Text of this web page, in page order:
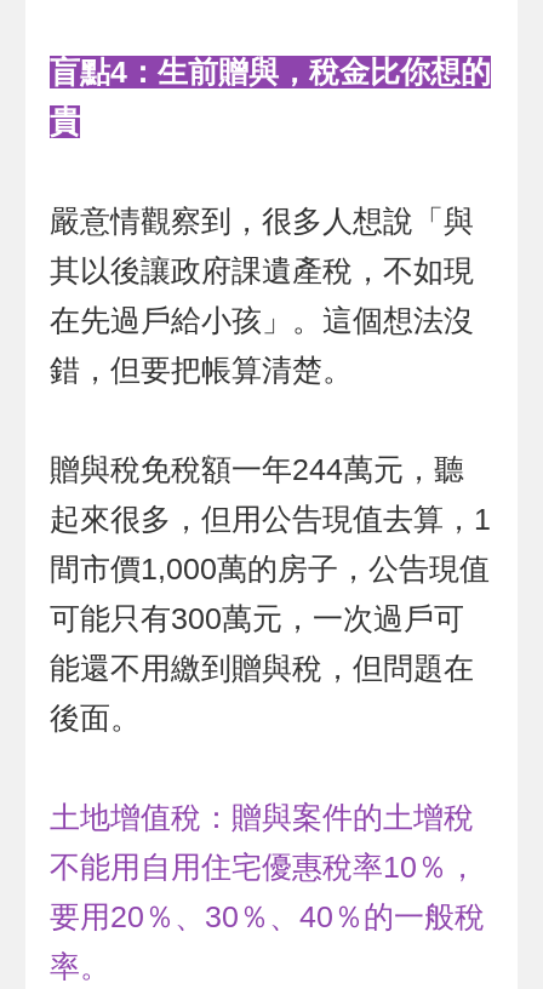
盲點4：生前贈與，稅金比你想的
貴
嚴意情觀察到，很多人想說「與
其以後讓政府課遺產稅，不如現
在先過戶給小孩」。這個想法沒
錯，但要把帳算清楚。
贈與稅免稅額一年244萬元，聽
起來很多，但用公告現值去算，1
間市價1,000萬的房子，公告現值
可能只有300萬元，一次過戶可
能還不用繳到贈與稅，但問題在
後面。
土地增值稅：贈與案件的土增稅
不能用自用住宅優惠稅率10％，
要用20％、30％、40％的一般稅
率。